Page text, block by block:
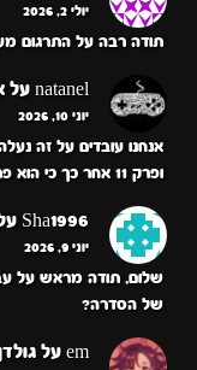
יולי 2, 2026
תודה רבה על התרגום
natanel על
יוני 10, 2026
ופרק 11 אחר כך כי הוא פרק של…
Sha1996
יוני 9, 2026
שלום, תודה מראש על
של הסדרה?
em על